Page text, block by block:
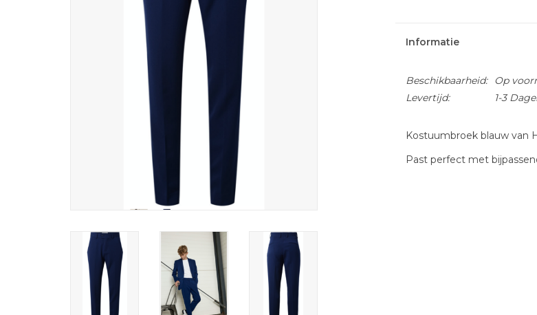
Informatie
Beschikbaarheid: Op
Levertijd:
1-3
Kostuumbroek blauw van
Past perfect met